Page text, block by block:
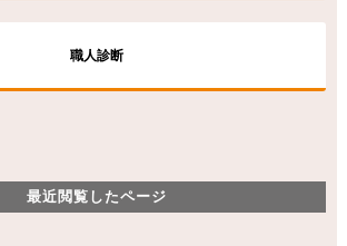
職人診断
最近閲覧したページ